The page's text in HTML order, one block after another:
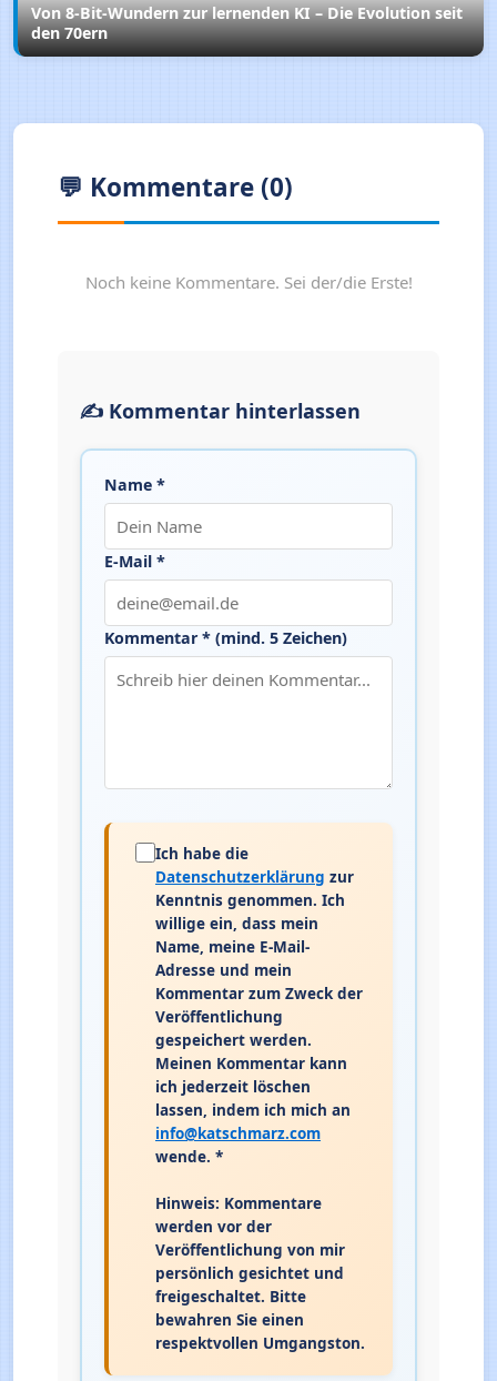
Von 8‑Bit‑Wundern zur lernenden KI – Die Evolution seit
den 70ern
💬 Kommentare (0)
Noch keine Kommentare. Sei der/die Erste!
✍️ Kommentar hinterlassen
Name *
E-Mail *
Kommentar * (mind. 5 Zeichen)
Ich habe die
Datenschutzerklärung zur
Kenntnis genommen. Ich
willige ein, dass mein
Name, meine E-Mail-
Adresse und mein
Kommentar zum Zweck der
Veröffentlichung
gespeichert werden.
Meinen Kommentar kann
ich jederzeit löschen
lassen, indem ich mich an
info@katschmarz.com
wende. *
Hinweis: Kommentare
werden vor der
Veröffentlichung von mir
persönlich gesichtet und
freigeschaltet. Bitte
bewahren Sie einen
respektvollen Umgangston.